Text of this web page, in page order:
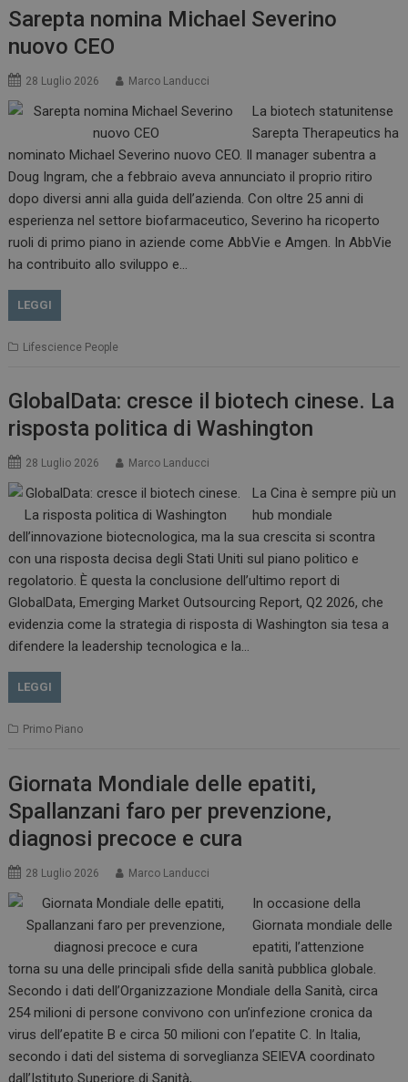
Sarepta nomina Michael Severino
nuovo CEO
28 Luglio 2026 Marco Landucci
La biotech statunitense
Sarepta Therapeutics ha
nominato Michael Severino nuovo CEO. Il manager subentra a
Doug Ingram, che a febbraio aveva annunciato il proprio ritiro
dopo diversi anni alla guida dell’azienda. Con oltre 25 anni di
esperienza nel settore biofarmaceutico, Severino ha ricoperto
ruoli di primo piano in aziende come AbbVie e Amgen. In AbbVie
ha contribuito allo sviluppo e…
LEGGI
Lifescience People
GlobalData: cresce il biotech cinese. La
risposta politica di Washington
28 Luglio 2026 Marco Landucci
La Cina è sempre più un
hub mondiale
dell’innovazione biotecnologica, ma la sua crescita si scontra
con una risposta decisa degli Stati Uniti sul piano politico e
regolatorio. È questa la conclusione dell’ultimo report di
GlobalData, Emerging Market Outsourcing Report, Q2 2026, che
evidenzia come la strategia di risposta di Washington sia tesa a
difendere la leadership tecnologica e la…
LEGGI
Primo Piano
Giornata Mondiale delle epatiti,
Spallanzani faro per prevenzione,
diagnosi precoce e cura
28 Luglio 2026 Marco Landucci
In occasione della
Giornata mondiale delle
epatiti, l’attenzione
torna su una delle principali sfide della sanità pubblica globale.
Secondo i dati dell’Organizzazione Mondiale della Sanità, circa
254 milioni di persone convivono con un’infezione cronica da
virus dell’epatite B e circa 50 milioni con l’epatite C. In Italia,
secondo i dati del sistema di sorveglianza SEIEVA coordinato
dall’Istituto Superiore di Sanità,…